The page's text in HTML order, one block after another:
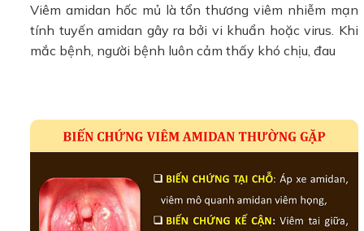
Viêm amidan hốc mủ là tổn thương viêm nhiễm mạn
tính tuyến amidan gây ra bởi vi khuẩn hoặc virus. Khi
mắc bệnh, người bệnh luôn cảm thấy khó chịu, đau